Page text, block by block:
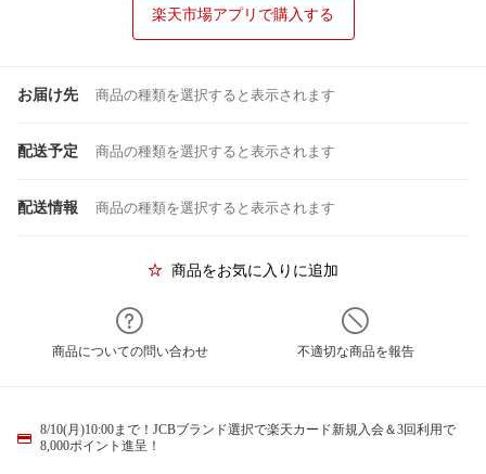
楽天市場アプリで購入する
お届け先 商品の種類を選択すると表示されます
配送予定 商品の種類を選択すると表示されます
配送情報 商品の種類を選択すると表示されます
商品をお気に入りに追加
商品についての問い合わせ 不適切な商品を報告
8/10(月)10:00まで！JCBブランド選択で楽天カード新規入会＆3回利用で
8,000ポイント進呈！